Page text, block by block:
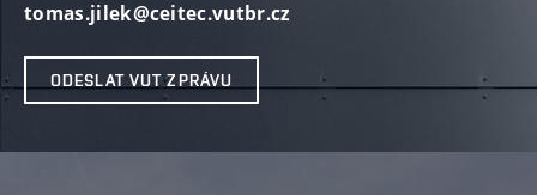
tomas.jilek@ceitec.vutbr.cz
ODESLAT VUT ZPRÁVU